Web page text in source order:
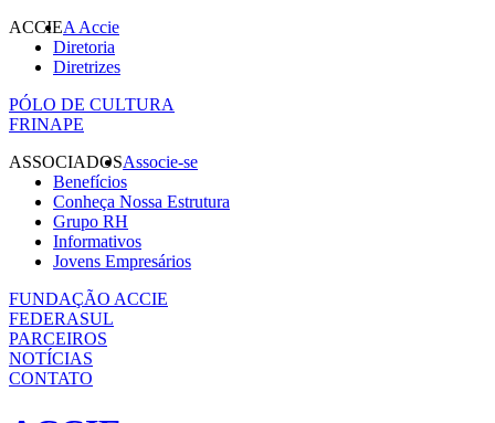
ACCIEA Accie
Diretoria
Diretrizes
PÓLO DE CULTURA
FRINAPE
ASSOCIADOSAssocie-se
Benefícios
Conheça Nossa Estrutura
Grupo RH
Informativos
Jovens Empresários
FUNDAÇÃO ACCIE
FEDERASUL
PARCEIROS
NOTÍCIAS
CONTATO